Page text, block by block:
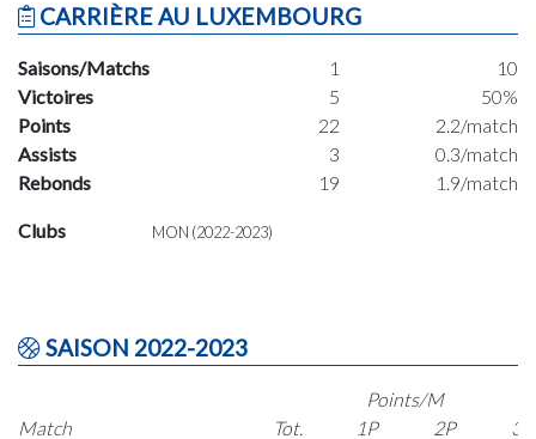
CARRIÈRE AU LUXEMBOURG
Saisons/Matchs 1
10
Victoires
5
50%
Points
22
2.2/match
Assists
3
0.3/match
Rebonds
19 1.9/match
Clubs MON (2022-2023)
SAISON 2022-2023
Match
Points/M
Tot.
1P 2P 3P